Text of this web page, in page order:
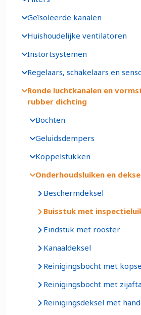
Geïsoleerde kanalen
Huishoudelijke ventilatoren
Instortsystemen
Regelaars, schakelaars en
Ronde luchtkanalen en
rubber dichting
Bochten
Geluidsdempers
Koppelstukken
Onderhoudsluiken en
Beschermdeksel
Buisstuk met
Eindstuk met rooster
Kanaaldeksel
Reinigingsbocht met
Reinigingsbocht met
Reinigingsdeksel met